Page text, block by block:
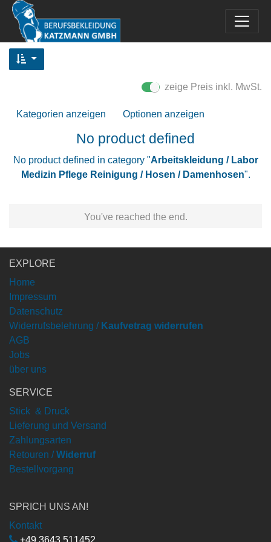
zeige Preis inkl. MwSt.
Kategorien anzeigen Optionen anzeigen
No product defined
No product defined in category "Arbeitskleidung / Labor
Medizin Pflege Reinigung / Hosen / Damenhosen".
You've reached the end.
EXPLORE
Home
Impressum
Datenschutz
Widerrufsbelehrung / Kaufvetrag widerrufen
AGB
Jobs
über uns
SERVICE
Stick & Druck
Lieferung und Versand
Zahlungsarten
Retouren / Widerruf
Bestellvorgang
SPRICH UNS AN!
Kontakt
+49 3643 511452